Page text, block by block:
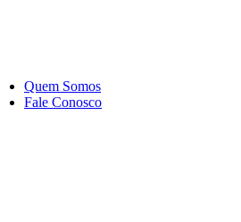
Quem Somos
Fale Conosco